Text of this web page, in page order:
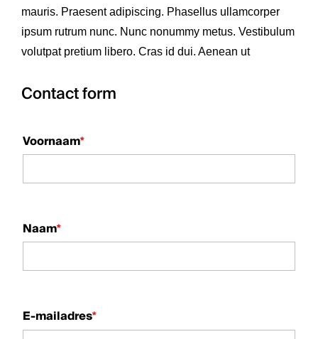
mauris. Praesent adipiscing. Phasellus ullamcorper
ipsum rutrum nunc. Nunc nonummy metus. Vestibulum
volutpat pretium libero. Cras id dui. Aenean ut
Contact form
Voornaam*
Naam*
E-mailadres*